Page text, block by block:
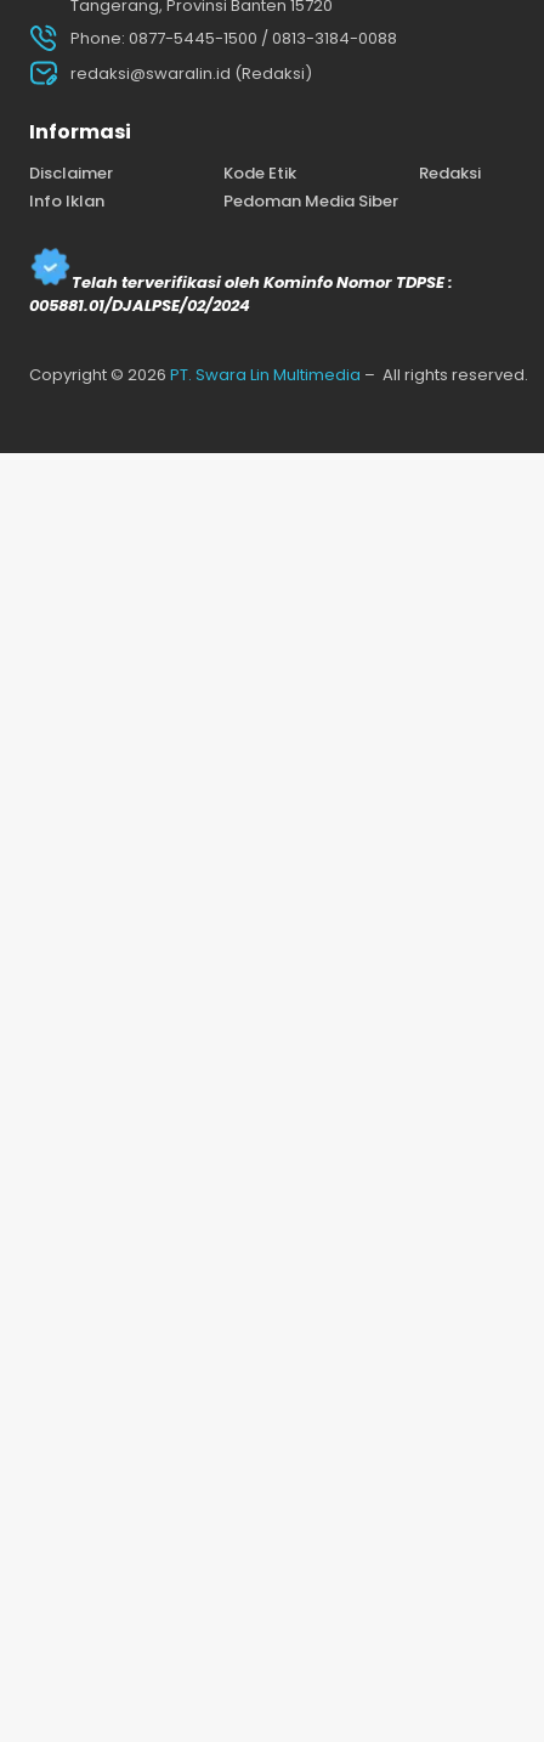
Tangerang, Provinsi Banten 15720
Phone: 0877-5445-1500 / 0813-3184-0088
redaksi@swaralin.id (Redaksi)
Informasi
Disclaimer Kode Etik
Redaksi
Info Iklan
Pedoman Media Siber
Telah terverifikasi oleh Kominfo Nomor TDPSE :
005881.01/DJALPSE/02/2024
Copyright © 2026 PT. Swara Lin Multimedia – All rights reserved.